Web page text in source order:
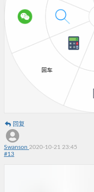
回复
Swanson 2020-10-21 23:45
#13